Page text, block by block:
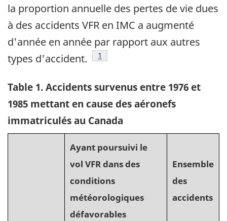
la proportion annuelle des pertes de vie dues
à des accidents VFR en IMC a augmenté
d'année en année par rapport aux autres
types d'accident.
Note de bas de page
1
Table 1. Accidents survenus entre 1976 et
1985 mettant en cause des aéronefs
immatriculés au Canada
Ayant poursuivi le
vol VFR dans des
conditions
météorologiques
défavorables
Ensemble
des
accidents